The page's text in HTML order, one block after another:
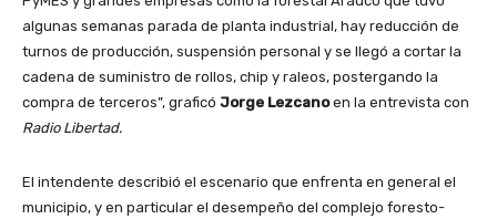
algunas semanas parada de planta industrial, hay reducción de
turnos de producción, suspensión personal y se llegó a cortar la
cadena de suministro de rollos, chip y raleos, postergando la
compra de terceros”, graficó Jorge Lezcanoen la entrevista con
Radio Libertad.
El intendente describió el escenario que enfrenta en general el
municipio, y en particular el desempeño del complejo foresto-